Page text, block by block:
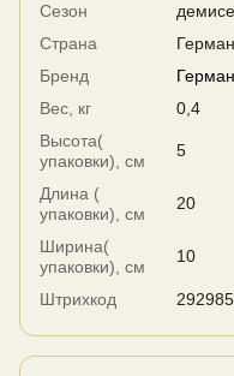
Сезон
Страна
Бренд
Вес, кг
0,4
Высота(
упаковки), см
5
Длина (
упаковки), см
20
Ширина(
упаковки), см
10
Штрихкод